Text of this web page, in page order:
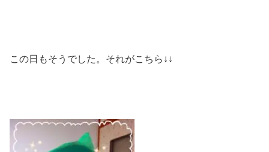
この日もそうでした。それがこちら↓↓‍